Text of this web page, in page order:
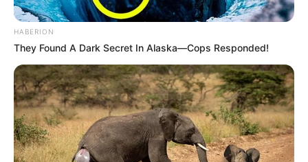
HABERION
They Found A Dark Secret In Alaska—Cops Responded!